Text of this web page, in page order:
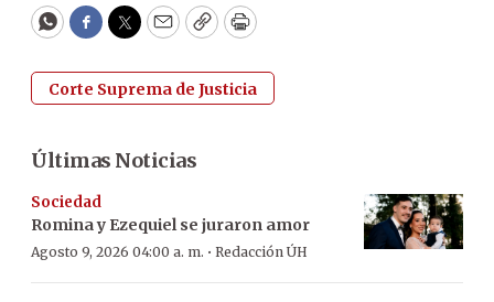
WhatsApp
Facebook
Twitter
EmailCopyPrint
Corte Suprema de Justicia
Últimas Noticias
Sociedad
Romina y Ezequiel se juraron amor
Agosto 9, 2026 04:00 a. m. · Redacción ÚH